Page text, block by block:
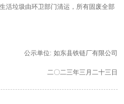
活垃圾由环卫部门清运，所有固废全部
公示单位: 如东县铁链厂有限公司
二〇二三年三月二十三日